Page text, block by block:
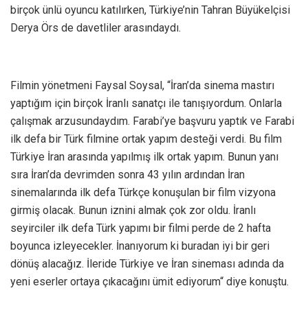
birçok ünlü oyuncu katılırken, Türkiye’nin Tahran Büyükelçisi
Derya Örs de davetliler arasındaydı.
Filmin yönetmeni Faysal Soysal, “İran’da sinema mastırı
yaptığım için birçok İranlı sanatçı ile tanışıyordum. Onlarla
çalışmak arzusundaydım. Farabi’ye başvuru yaptık ve Farabi
ilk defa bir Türk filmine ortak yapım desteği verdi. Bu film
Türkiye İran arasında yapılmış ilk ortak yapım. Bunun yanı
sıra İran’da devrimden sonra 43 yılın ardından İran
sinemalarında ilk defa Türkçe konuşulan bir film vizyona
girmiş olacak. Bunun iznini almak çok zor oldu. İranlı
seyirciler ilk defa Türk yapımı bir filmi perde de 2 hafta
boyunca izleyecekler. İnanıyorum ki buradan iyi bir geri
dönüş alacağız. İleride Türkiye ve İran sineması adında da
yeni eserler ortaya çıkacağını ümit ediyorum“ diye konuştu.